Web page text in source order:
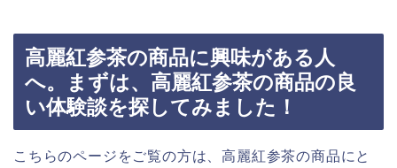
高麗紅参茶の商品に興味がある人
へ。まずは、高麗紅参茶の商品の良
い体験談を探してみました！
こちらのページをご覧の方は、高麗紅参茶の商品にと